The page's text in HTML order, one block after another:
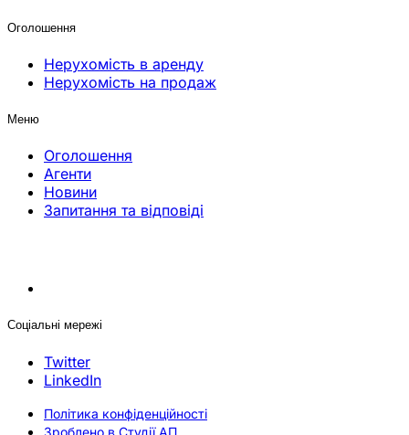
Оголошення
Нерухомість в аренду
Нерухомість на продаж
Меню
Оголошення
Агенти
Новини
Запитання та відповіді
Соціальні мережі
Twitter
LinkedIn
Політика конфіденційності
Зроблено в Студії АП